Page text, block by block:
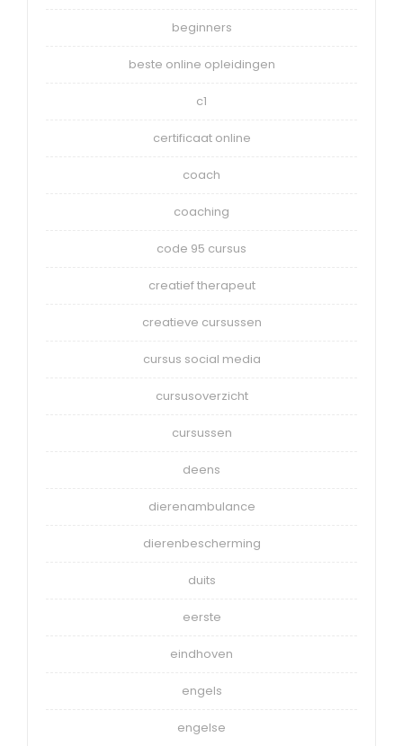
beginners
beste online opleidingen
c1
certificaat online
coach
coaching
code 95 cursus
creatief therapeut
creatieve cursussen
cursus social media
cursusoverzicht
cursussen
deens
dierenambulance
dierenbescherming
duits
eerste
eindhoven
engels
engelse